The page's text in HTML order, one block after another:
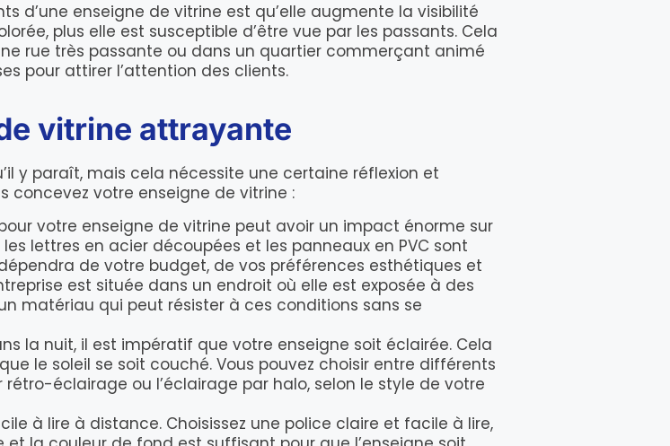
d’une enseigne de vitrine est qu’elle augmente la visibilité
plus elle est susceptible d’être vue par les passants. Cela
rue très passante ou dans un quartier commerçant animé
pour attirer l’attention des clients.
vitrine attrayante
y paraît, mais cela nécessite une certaine réflexion et
concevez votre enseigne de vitrine :
votre enseigne de vitrine peut avoir un impact énorme sur
lettres en acier découpées et les panneaux en PVC sont
de votre budget, de vos préférences esthétiques et
est située dans un endroit où elle est exposée à des
matériau qui peut résister à ces conditions sans se
la nuit, il est impératif que votre enseigne soit éclairée. Cela
le soleil se soit couché. Vous pouvez choisir entre différents
éclairage ou l’éclairage par halo, selon le style de votre
à lire à distance. Choisissez une police claire et facile à lire,